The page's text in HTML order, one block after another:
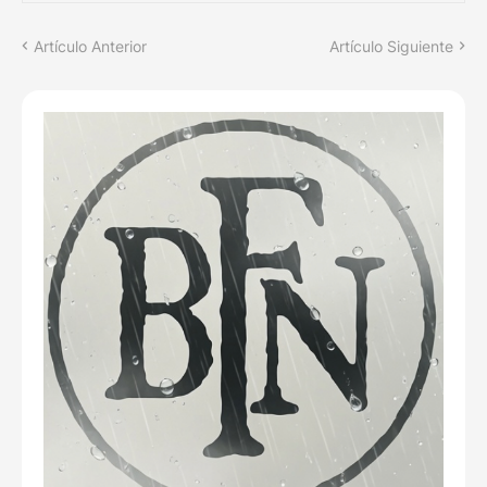
Artículo Anterior Artículo Siguiente